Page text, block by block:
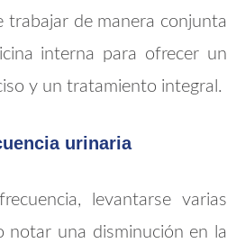
trabajar de manera conjunta
interna para ofrecer un
y un tratamiento integral.
urinaria
levantarse varias
notar una disminución en la